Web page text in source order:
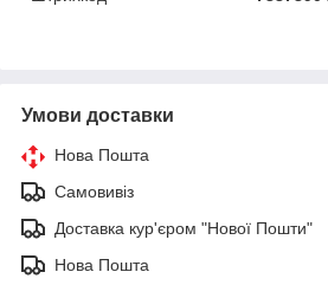
Умови доставки
Нова Пошта
Самовивіз
Доставка кур'єром "Нової Пошти"
Нова Пошта